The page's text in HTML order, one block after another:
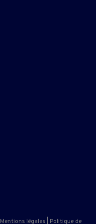
Mentions légales Politique de